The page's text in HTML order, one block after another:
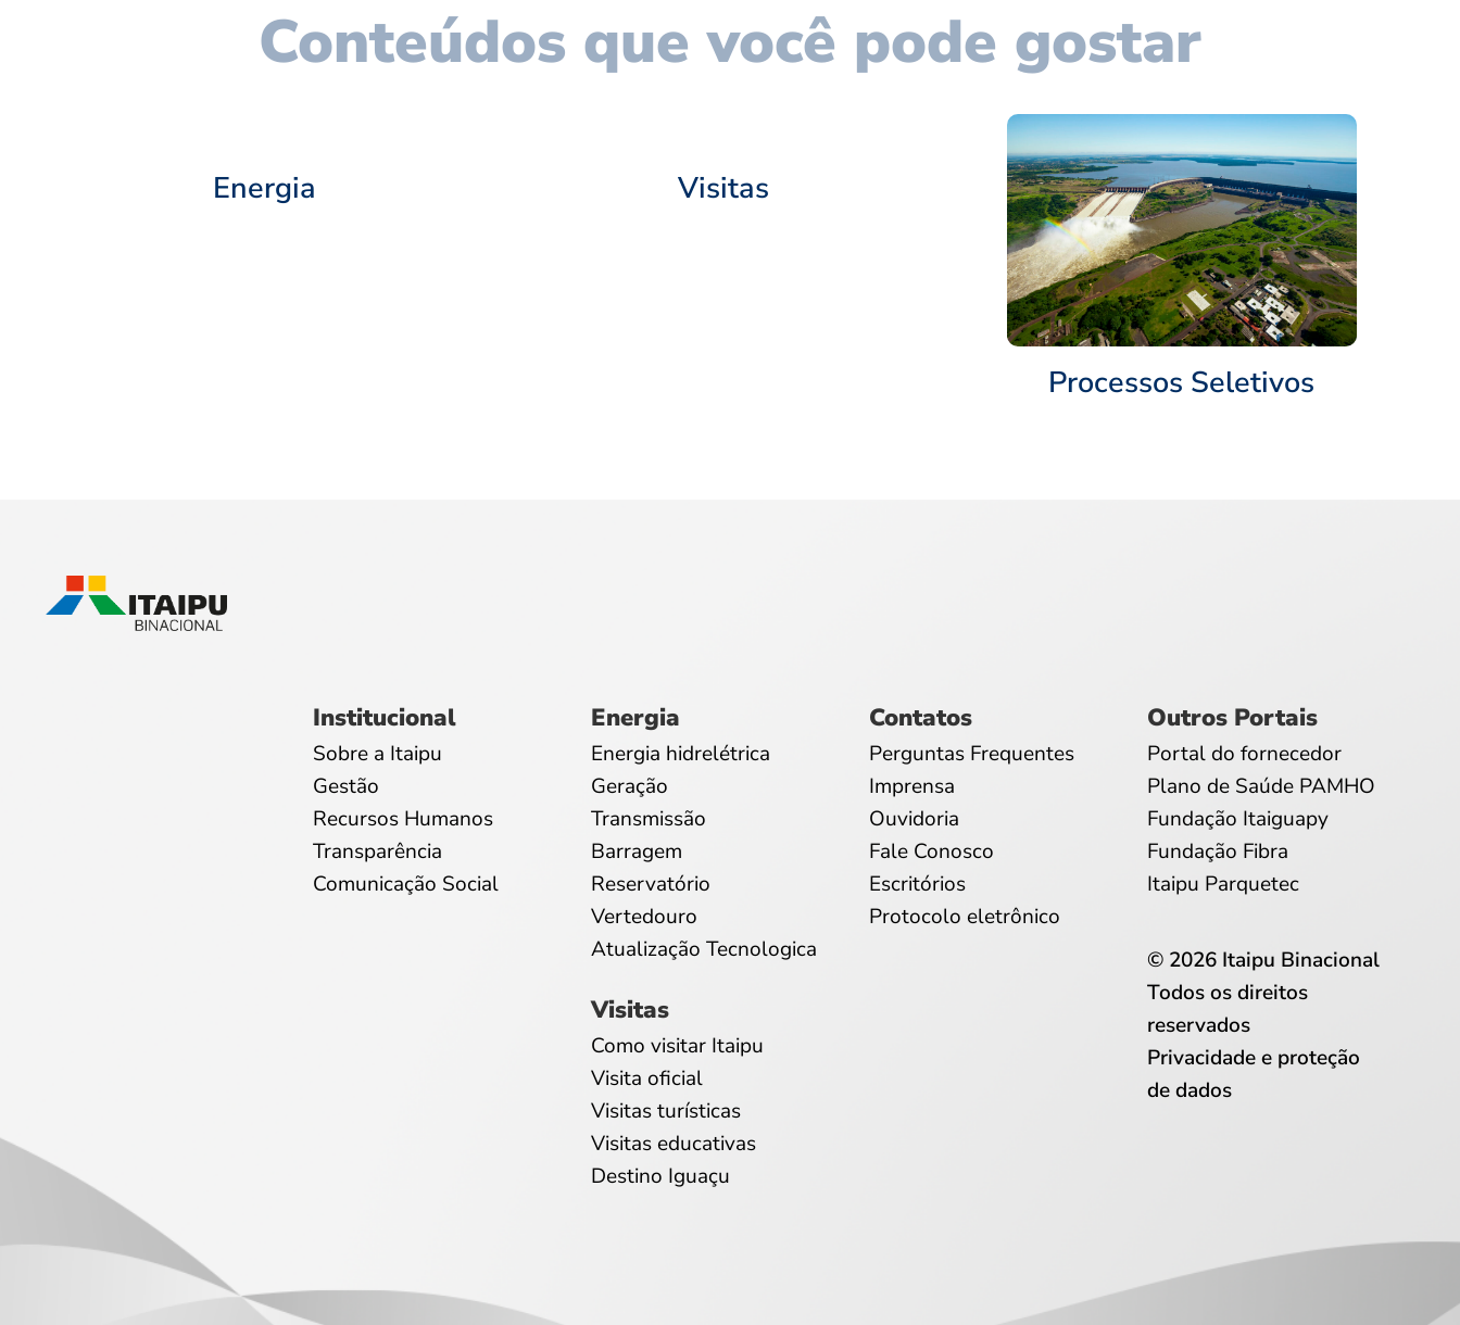
Conteúdos que você pode gostar
Energia Visitas
Processos Seletivos
Institucional
Sobre a Itaipu
Gestão
Recursos Humanos
Transparência
Comunicação Social
Energia
Energia hidrelétrica
Geração
Transmissão
Barragem
Reservatório
Vertedouro
Atualização Tecnologica
Visitas
Como visitar Itaipu
Visita oficial
Visitas turísticas
Visitas educativas
Destino Iguaçu
Contatos
Perguntas Frequentes
Imprensa
Ouvidoria
Fale Conosco
Escritórios
Protocolo eletrônico
Outros Portais
Portal do fornecedor
Plano de Saúde PAMHO
Fundação Itaiguapy
Fundação Fibra
Itaipu Parquetec
© 2026 Itaipu Binacional
Todos os direitos
reservados
Privacidade e proteção
de dados